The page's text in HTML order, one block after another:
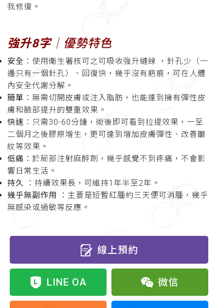
我修復。
強升8字│優勢特色
安全 ：使用衛生署核可之可吸收強升縫線 ，針孔少（一
邊只有一個針孔）、回復快，幾乎沒有疤痕，可在人體
內安全代謝分解。
簡單 ：無需切開皮膚或注入脂肪，也能達到擁有彈性皮
膚和臉部提升的雙重效果。
快速 ：只需30-60分鐘，術後即可看到拉提效果，一至
二個月之後膠原增生，更可達到增加皮膚彈性、改善皺
紋等效果。
低痛 ：於局部注射麻醉劑，幾乎感覺不到疼痛，不會影
響日常生活。
持久
：持續效果長，可維持1年半至2年。
幾乎無副作用
：主要是短暫紅腫約三天便可消腫，幾乎
無感染或過敏等反應。
線上預約
LINE OA 微信